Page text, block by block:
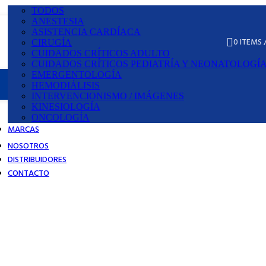
0ITEMS
TODOS
ANESTESIA
ASISTENCIA CARDÍACA
CIRUGÍA
CUIDADOS CRÍTICOS ADULTO
CUIDADOS CRÍTICOS PEDIATRÍA Y
EMERGENTOLOGÍA
HEMODIÁLISIS
INTERVENCIONISMO / IMÁGENES
KINESIOLOGÍA
ONCOLOGÍA
MARCAS
NOSOTROS
DISTRIBUIDORES
CONTACTO